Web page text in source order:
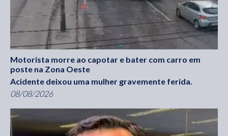
Motorista morre ao capotar e bater com carro em
poste na Zona Oeste
Acidente deixou uma mulher gravemente ferida.
08/08/2026